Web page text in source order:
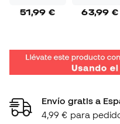
51,99 € 63,99 €
Envío gratis a
4,99 € para